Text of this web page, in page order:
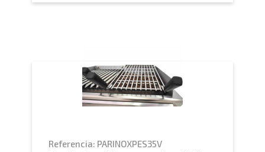
Referencia: PARINOXPES35V